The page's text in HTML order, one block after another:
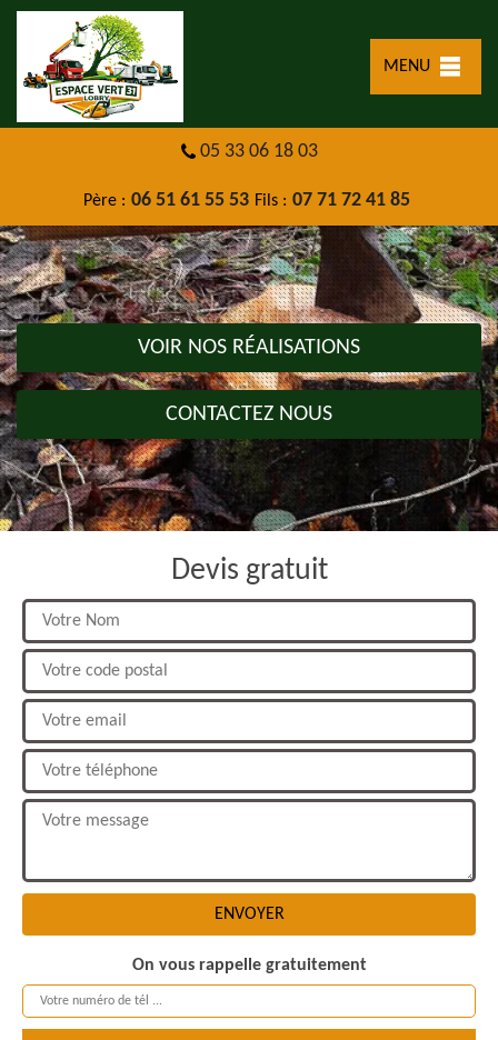
MENU
05 33 06 18 03
Père : 06 51 61 55 53 Fils : 07 71 72 41 85
VOIR NOS RÉALISATIONS
CONTACTEZ NOUS
Devis gratuit
On vous rappelle gratuitement